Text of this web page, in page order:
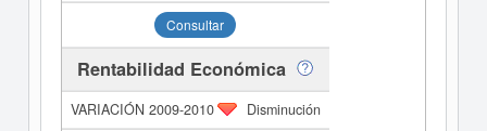
Consultar
Rentabilidad Económica
Disminución